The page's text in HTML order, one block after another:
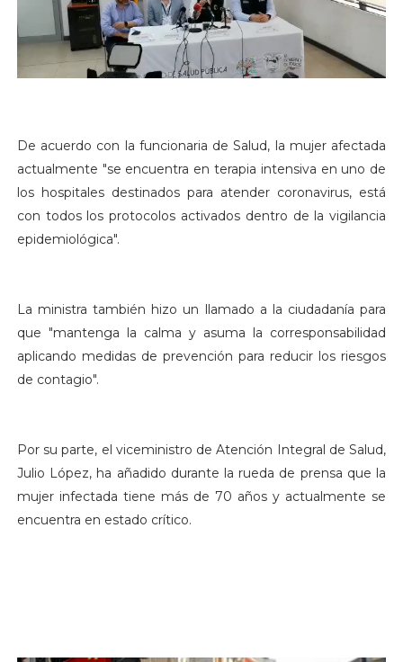
De acuerdo con la funcionaria de Salud, la mujer afectada
actualmente "se encuentra en terapia intensiva en uno de
los hospitales destinados para atender coronavirus, está
con todos los protocolos activados dentro de la vigilancia
epidemiológica".
La ministra también hizo un llamado a la ciudadanía para
que "mantenga la calma y asuma la corresponsabilidad
aplicando medidas de prevención para reducir los riesgos
de contagio".
Por su parte, el viceministro de Atención Integral de Salud,
Julio López, ha añadido durante la rueda de prensa que la
mujer infectada tiene más de 70 años y actualmente se
encuentra en estado crítico.